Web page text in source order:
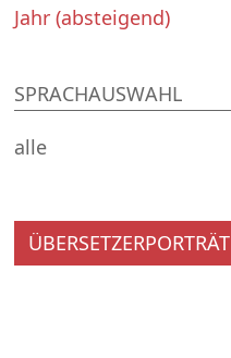
Jahr (absteigend)
SPRACHAUSWAHL
alle
ÜBERSETZERPORTRÄT